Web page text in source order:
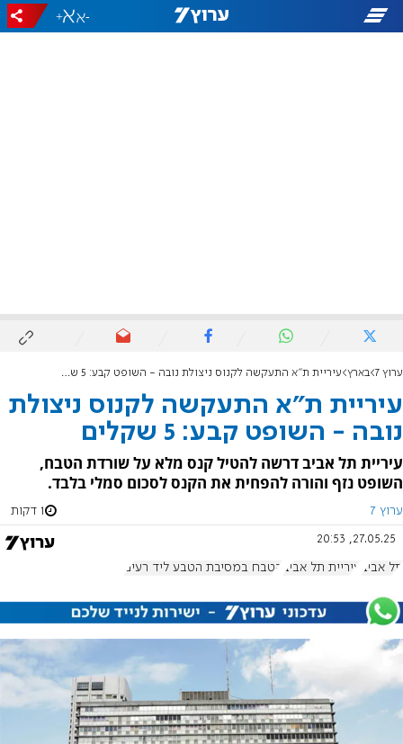
-
+
ערוץ 7 בארץ עיריית ת"א התעקשה לקנוס ניצולת נובה - השופט קבע: 5 שקלים
עיריית ת"א התעקשה לקנוס ניצולת
נובה - השופט קבע: 5 שקלים
עיריית תל אביב דרשה להטיל קנס מלא על שורדת הטבח,
השופט נזף והורה להפחית את הקנס לסכום סמלי בלבד.
ערוץ 7 1 דקות
27.05.25, 20:53
תל אביב עיריית תל אביב הטבח במסיבת הטבע ליד רעים